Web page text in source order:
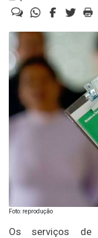
Foto: reprodução
Os serviços de